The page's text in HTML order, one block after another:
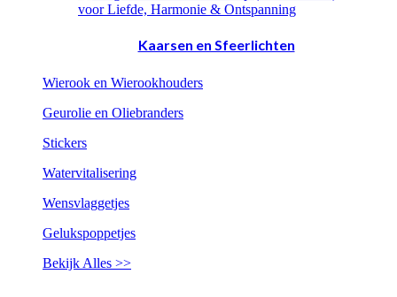
Kaarsen en Sfeerlichten
Wierook en Wierookhouders
Geurolie en Oliebranders
Stickers
Watervitalisering
Wensvlaggetjes
Gelukspoppetjes
Bekijk Alles >>